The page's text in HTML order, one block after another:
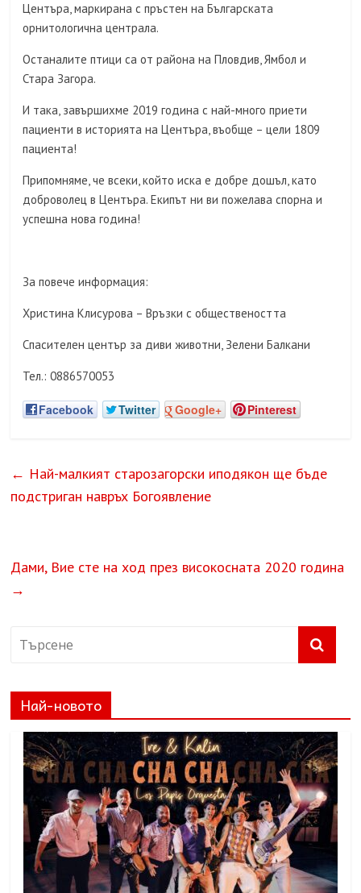
Центъра, маркирана с пръстен на Българската
орнитологична централа.
Останалите птици са от района на Пловдив, Ямбол и
Стара Загора.
И така, завършихме 2019 година с най-много приети
пациенти в историята на Центъра, въобще – цели 1809
пациента!
Припомняме, че всеки, който иска е добре дошъл, като
доброволец в Центъра. Екипът ни ви пожелава спорна и
успешна нова година!
За повече информация:
Христина Клисурова – Връзки с обществеността
Спасителен център за диви животни, Зелени Балкани
Тел.: 0886570053
Facebook Twitter Google+ Pinterest
← Най-малкият старозагорски иподякон ще бъде
подстриган навръх Богоявление
Дами, Вие сте на ход през високосната 2020 година
→
Най-новото